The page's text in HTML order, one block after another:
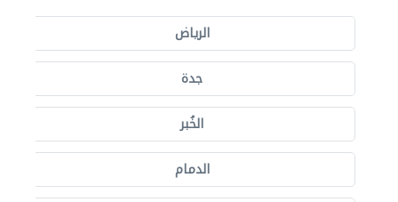
الرياض
جدة
الخُبر
الدمام